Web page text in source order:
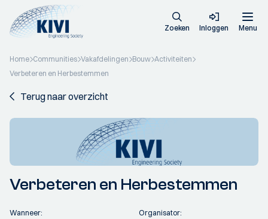
Zoeken Inloggen Menu
Home Communities Vakafdelingen Bouw Activiteiten
Verbeteren en Herbestemmen
Terug naar overzicht
Verbeteren en Herbestemmen
Wanneer: Organisator: